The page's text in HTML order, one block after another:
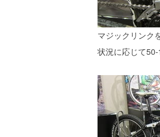
マジックリンク
状況に応じて